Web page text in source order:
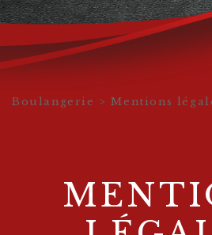
Boulangerie > Mentions